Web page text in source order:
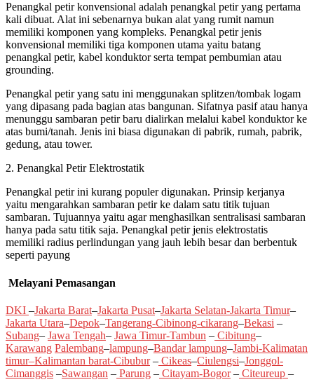
Penangkal petir konvensional adalah penangkal petir yang pertama
kali dibuat. Alat ini sebenarnya bukan alat yang rumit namun
memiliki komponen yang kompleks. Penangkal petir jenis
konvensional memiliki tiga komponen utama yaitu batang
penangkal petir, kabel konduktor serta tempat pembumian atau
grounding.
Penangkal petir yang satu ini menggunakan splitzen/tombak logam
yang dipasang pada bagian atas bangunan. Sifatnya pasif atau hanya
menunggu sambaran petir baru dialirkan melalui kabel konduktor ke
atas bumi/tanah. Jenis ini biasa digunakan di pabrik, rumah, pabrik,
gedung, atau tower.
2. Penangkal Petir Elektrostatik
Penangkal petir ini kurang populer digunakan. Prinsip kerjanya
yaitu mengarahkan sambaran petir ke dalam satu titik tujuan
sambaran. Tujuannya yaitu agar menghasilkan sentralisasi sambaran
hanya pada satu titik saja. Penangkal petir jenis elektrostatis
memiliki radius perlindungan yang jauh lebih besar dan berbentuk
seperti payung
Melayani Pemasangan
DKI –Jakarta Barat–Jakarta Pusat–Jakarta Selatan-Jakarta Timur–
Jakarta Utara–Depok–Tangerang-Cibinong-cikarang–Bekasi –
Subang– Jawa Tengah– Jawa Timur-Tambun – Cibitung–
Karawang Palembang–lampung–Bandar lampung–Jambi-Kalimatan
timur–Kalimantan barat-Cibubur– Cikeas–Ciulengsi–Jonggol-
Cimanggis –Sawangan – Parung – Citayam-Bogor– Citeureup –